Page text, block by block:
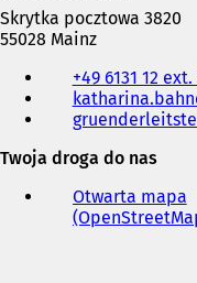
Skrytka pocztowa 3820
55028 Mainz
faks
adres
mail
+49 6131 12 ext.
Twoja droga do nas
Otwarta mapa